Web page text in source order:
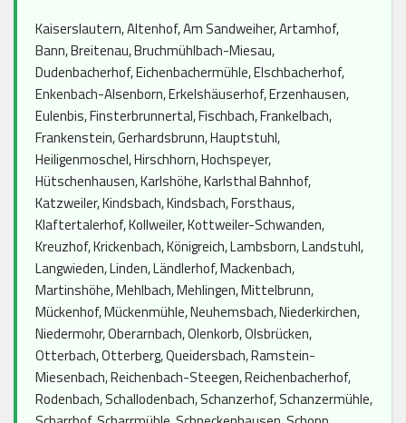
Kaiserslautern, Altenhof, Am Sandweiher, Artamhof,
Bann, Breitenau, Bruchmühlbach-Miesau,
Dudenbacherhof, Eichenbachermühle, Elschbacherhof,
Enkenbach-Alsenborn, Erkelshäuserhof, Erzenhausen,
Eulenbis, Finsterbrunnertal, Fischbach, Frankelbach,
Frankenstein, Gerhardsbrunn, Hauptstuhl,
Heiligenmoschel, Hirschhorn, Hochspeyer,
Hütschenhausen, Karlshöhe, Karlsthal Bahnhof,
Katzweiler, Kindsbach, Kindsbach, Forsthaus,
Klaftertalerhof, Kollweiler, Kottweiler-Schwanden,
Kreuzhof, Krickenbach, Königreich, Lambsborn, Landstuhl,
Langwieden, Linden, Ländlerhof, Mackenbach,
Martinshöhe, Mehlbach, Mehlingen, Mittelbrunn,
Mückenhof, Mückenmühle, Neuhemsbach, Niederkirchen,
Niedermohr, Oberarnbach, Olenkorb, Olsbrücken,
Otterbach, Otterberg, Queidersbach, Ramstein-
Miesenbach, Reichenbach-Steegen, Reichenbacherhof,
Rodenbach, Schallodenbach, Schanzerhof, Schanzermühle,